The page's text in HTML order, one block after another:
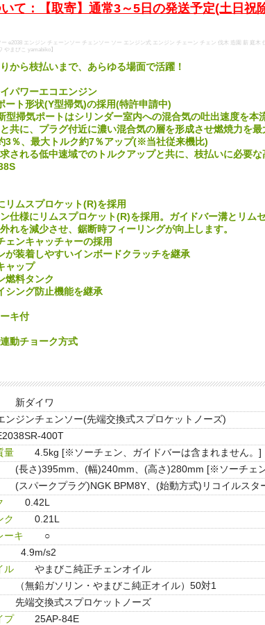
て：【取寄】通常3～5日の発送予定(土日祝
ー e2038 エンジン チェーンソー チェンソー ソー エンジン式 エンジン チェーン チェン 伐木 造園 薪 庭
やまびこ yamabiko】
から枝払いまで、あらゆる場面で活躍！
パワーエコエンジン
ート形状(Y型掃気)の採用(特許申請中)
型掃気ポートはシリンダー室内への混合気の吐出速度を
共に、プラグ付近に濃い混合気の層を形成させ燃焼力を最
3％、最大トルク約7％アップ(※当社従来機比)
される低中速域でのトルクアップと共に、枝払いに必要
リムスプロケット(R)を採用
仕様にリムスプロケット(R)を採用。ガイドバー溝とリム
れを減少させ、鋸断時フィーリングが向上します。
ェンキャッチャーの採用
が装着しやすいインボードクラッチを継承
ャップ
燃料タンク
シング防止機能を継承
キ付
動チョーク方式
新ダイワ
ンジンチェンソー(先端交換式スプロケットノーズ)
400T
量
4.5kg [※ソーチェン、ガイドバーは含まれません。]
(長さ)395mm、(幅)240mm、(高さ)280mm [※ソーチェ
(スパークプラグ)NGK BPM8Y、(始動方式)リコイルス
0.42L
ク
0.21L
ーキ
○
4.9m/s2
ル
やまびこ純正チェンオイル
（無鉛ガソリン・やまびこ純正オイル）50対1
先端交換式スプロケットノーズ
プ
25AP-84E